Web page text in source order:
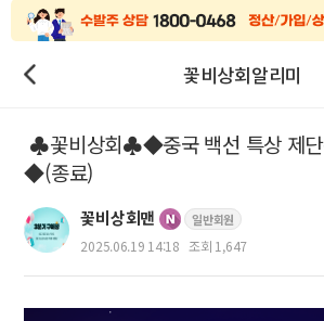
꽃비상회알리미
♣꽃비상회♣◆중국 백선 특상 제
◆(종료)
꽃비상회맨 일반회원
2025.06.19 14:18 조회 1,647